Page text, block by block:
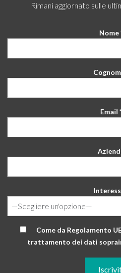
Rimani aggiornato sulle
Nome
Email
Come da Regolamento
trattamento dei dati